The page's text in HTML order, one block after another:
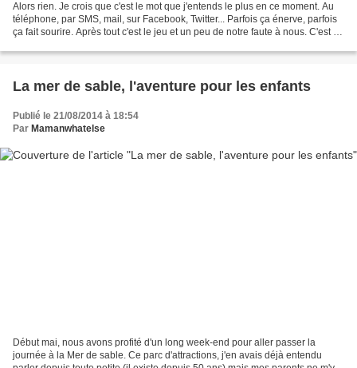
Alors rien. Je crois que c'est le mot que j'entends le plus en ce moment. Au
téléphone, par SMS, mail, sur Facebook, Twitter... Parfois ça énerve, parfois
ça fait sourire. Après tout c'est le jeu et un peu de notre faute à nous. C'est ça
La mer de sable, l'aventure pour les enfants
Publié le 21/08/2014 à 18:54
Par Mamanwhatelse
Début mai, nous avons profité d'un long week-end pour aller passer la
journée à la Mer de sable. Ce parc d'attractions, j'en avais déjà entendu